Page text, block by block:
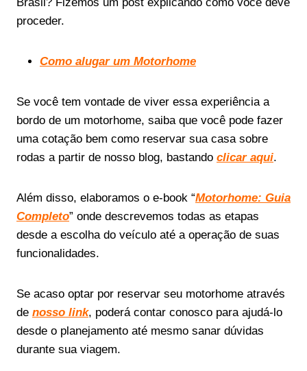
proceder.
Como alugar um Motorhome
Se você tem vontade de viver essa experiência a
bordo de um motorhome, saiba que você pode fazer
uma cotação bem como reservar sua casa sobre
rodas a partir de nosso blog, bastando clicar aqui.
Além disso, elaboramos o e-book “Motorhome: Guia
Completo” onde descrevemos todas as etapas
desde a escolha do veículo até a operação de suas
funcionalidades.
Se acaso optar por reservar seu motorhome através
de nosso link, poderá contar conosco para ajudá-lo
desde o planejamento até mesmo sanar dúvidas
durante sua viagem.